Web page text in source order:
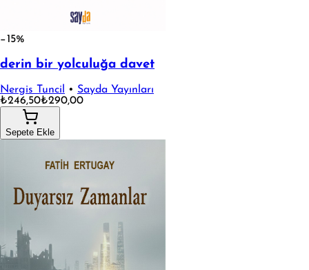
−15%
derin bir yolculuğa davet
Nergis Tuncil • Sayda Yayınları
₺246,50₺290,00
Sepete Ekle